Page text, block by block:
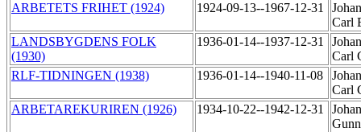
ARBETETS FRIHET (1924)
1924-09-13--1967-12-31
Carl
LANDSBYGDENS FOLK
(1930)
1936-01-14--1937-12-31
Carl
RLF-TIDNINGEN (1938)
1936-01-14--1940-11-08
Carl
ARBETAREKURIREN (1926)
1934-10-22--1942-12-31